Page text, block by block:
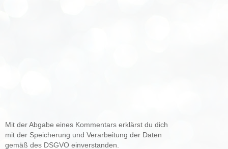
Mit der Abgabe eines Kommentars erklärst du dich
mit der Speicherung und Verarbeitung der Daten
gemäß des DSGVO einverstanden.